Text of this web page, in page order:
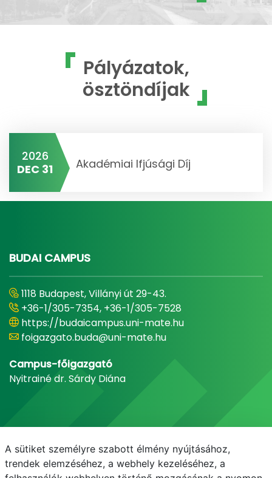
Pályázatok,
ösztöndíjak
2026
DEC 31
Akadémiai Ifjúsági Díj
BUDAI CAMPUS
1118 Budapest, Villányi út 29-43.
+36-1/305-7354, +36-1/305-7528
https://budaicampus.uni-mate.hu
foigazgato.buda@uni-mate.hu
Campus-főigazgató
Nyitrainé dr. Sárdy Diána
A sütiket személyre szabott élmény nyújtásához,
trendek elemzéséhez, a webhely kezeléséhez, a